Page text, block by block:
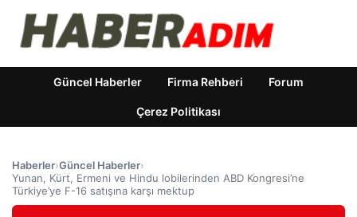
Güncel Haberler Firma Rehberi Forum
Çerez Politikası
Haberler›Güncel Haberler›
Yunan, Kürt, Ermeni ve Hindu lobilerinden ABD Kongresi’ne
Türkiye’ye F-16 satışına karşı mektup